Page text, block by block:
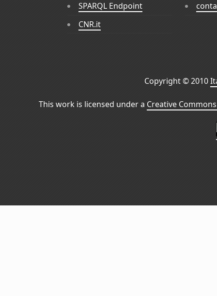
SPARQL Endpoint
CNR.it
Copyright © 2010
This work is licensed under a Creative